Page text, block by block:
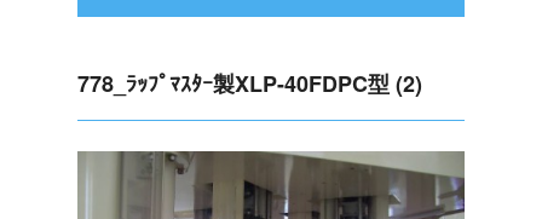
778_ﾗｯﾌﾟﾏｽﾀｰ製XLP-40FDPC型 (2)